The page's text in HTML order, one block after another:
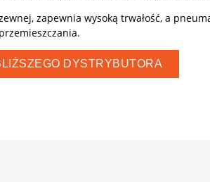
zapewnia wysoką trwałość, a
DYSTRYBUTORA